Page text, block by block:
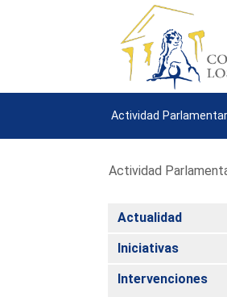
Actividad
Actividad
Actualidad
Iniciativas
Intervenciones